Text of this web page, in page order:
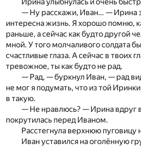
Ирина улыбнулась и очень
— Ну расскажи, Иван… — Ирина
интересна жизнь. Я хорошо помню,
раньше, а сейчас как будто другой
мной. У того молчаливого солдата
счастливые глаза. А сейчас в твоих
тревожное, ты как будто не рад.
— Рад, — буркнул Иван, — рад
не мог я подумать, что из той
в такую.
— Не нравлюсь? — Ирина вдруг
покрутилась перед Иваном.
Расстегнула верхнюю пуговицу
Иван уставился на оголённую